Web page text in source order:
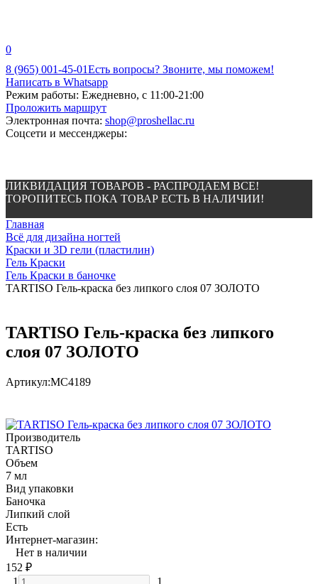
0
8 (965) 001-45-01Есть вопросы? Звоните, мы поможем!
Написать в Whatsapp
Режим работы: Ежедневно, с 11:00-21:00
Проложить маршрут
Электронная почта: shop@proshellac.ru
Соцсети и мессенджеры:
ЛИКВИДАЦИЯ ТОВАРОВ - РАСПРОДАЕМ ВСЕ!
ТОРОПИТЕСЬ ПОКА ТОВАР ЕСТЬ В НАЛИЧИИ!
Главная
Всё для дизайна ногтей
Краски и 3D гели (пластилин)
Гель Краски
Гель Краски в баночке
TARTISO Гель-краска без липкого слоя 07 ЗОЛОТО
TARTISO Гель-краска без липкого
слоя 07 ЗОЛОТО
Артикул:МС4189
Производитель
TARTISO
Объем
7 мл
Вид упаковки
Баночка
Липкий слой
Есть
Интернет-магазин:
Нет в наличии
152 ₽
1
1